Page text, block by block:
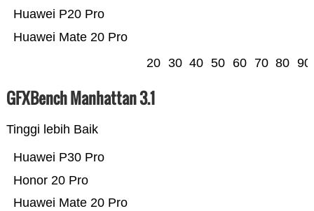
Huawei Mate 20 Pro
Huawei P20 Pro
20 30 40 50 60 70 80 90
GFXBench Manhattan 3.1
Tinggi lebih Baik
Huawei Mate 20 Pro
Honor 20 Pro
Huawei P30 Pro